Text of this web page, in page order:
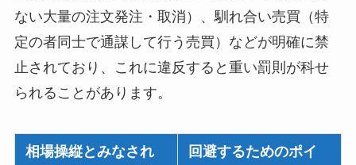
ない大量の注文発注・取消）、馴れ合い売買（特
定の者同士で通謀して行う売買）などが明確に禁
止されており、これに違反すると重い罰則が科せ
られることがあります。
相場操縦とみなされ
回避するためのポイ